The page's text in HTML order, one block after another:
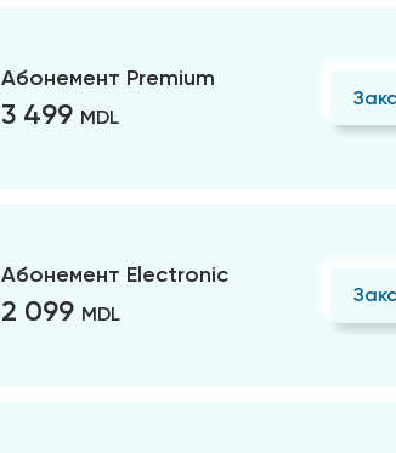
Абонемент Premium
3 499 MDL
Абонемент Electronic
2 099 MDL